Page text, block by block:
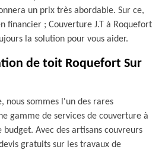
un prix très abordable. Sur ce,
financier ; Couverture J.T à Roquefort
la solution pour vous aider.
de toit Roquefort Sur
nous sommes l'un des rares
gamme de services de couverture à
Avec des artisans couvreurs
gratuits sur les travaux de